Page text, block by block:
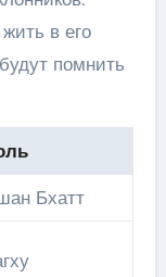
в его
помнить
Бхатт